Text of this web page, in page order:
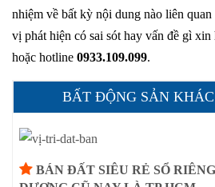
nhiệm về bất kỳ nội dung nào liên
vị phát hiện có sai sót hay vấn đề gì
hoặc hotline 0933.109.099.
BẤT ĐỘNG SẢN
BÁN ĐẤT SIÊU RẺ SỔ